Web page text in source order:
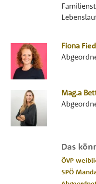
Fiona
Mag.a
Das
ÖVP
SPÖ